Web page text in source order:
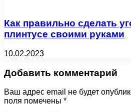
Как правильно сделать
плинтусе своими руками
10.02.2023
Добавить комментарий
Ваш адрес email не будет
поля помечены *